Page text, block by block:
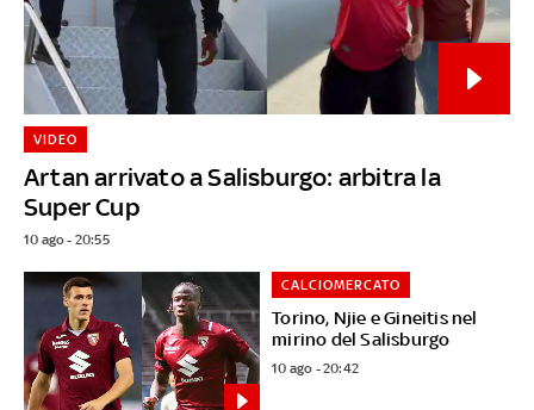
Artan arrivato a Salisburgo: arbitra la
Super Cup
VIDEO
10 ago - 20:55
Torino, Njie e Gineitis nel
mirino del Salisburgo
CALCIOMERCATO
10 ago - 20:42